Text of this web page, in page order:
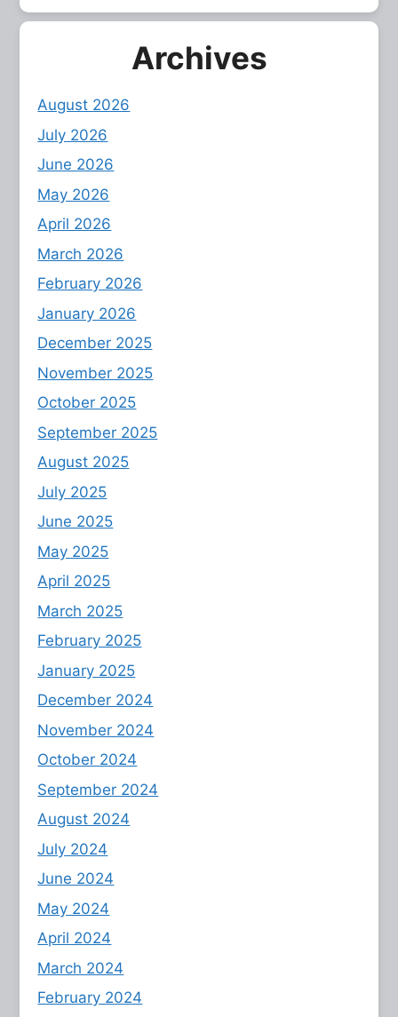
Archives
August 2026
July 2026
June 2026
May 2026
April 2026
March 2026
February 2026
January 2026
December 2025
November 2025
October 2025
September 2025
August 2025
July 2025
June 2025
May 2025
April 2025
March 2025
February 2025
January 2025
December 2024
November 2024
October 2024
September 2024
August 2024
July 2024
June 2024
May 2024
April 2024
March 2024
February 2024